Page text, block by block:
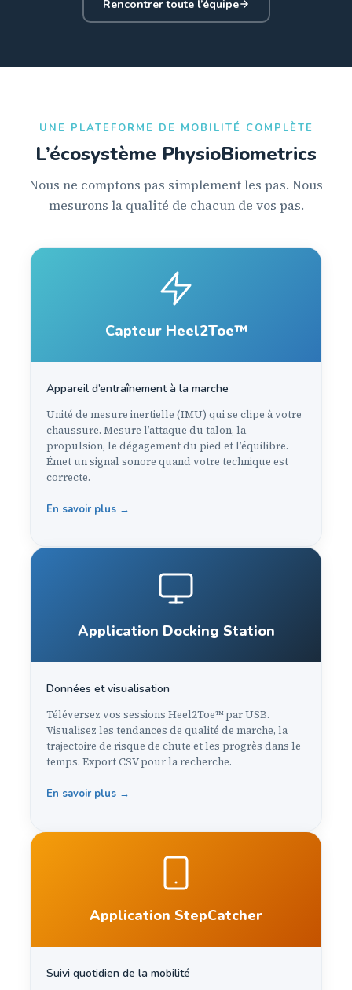
Rencontrer toute l’équipe
UNE PLATEFORME DE MOBILITÉ COMPLÈTE
L’écosystème PhysioBiometrics
Nous ne comptons pas simplement les pas. Nous
mesurons la qualité de chacun de vos pas.
Capteur Heel2Toe™
Appareil d’entraînement à la marche
Unité de mesure inertielle (IMU) qui se clipe à votre
chaussure. Mesure l’attaque du talon, la
propulsion, le dégagement du pied et l’équilibre.
Émet un signal sonore quand votre technique est
correcte.
En savoir plus →
Application Docking Station
Données et visualisation
Téléversez vos sessions Heel2Toe™ par USB.
Visualisez les tendances de qualité de marche, la
trajectoire de risque de chute et les progrès dans le
temps. Export CSV pour la recherche.
En savoir plus →
Application StepCatcher
Suivi quotidien de la mobilité